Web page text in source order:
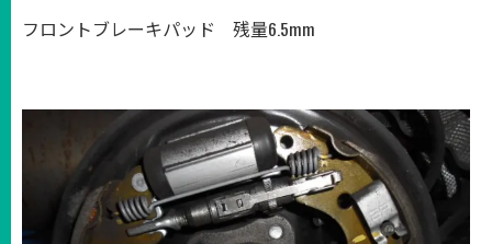
フロントブレーキパッド 残量6.5mm